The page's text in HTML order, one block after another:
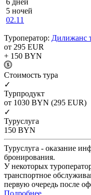
5 ночей
02.11
Туроператор: Дилижанс
от 295 EUR
+ 150 BYN
Cтоимость тура
✓
Турпродукт
от 1030 BYN (295 EUR)
✓
Туруслуга
150 BYN
Туруслуга - оказание
бронирования.
У некоторых
транспортное
первую очередь после
Подробнее